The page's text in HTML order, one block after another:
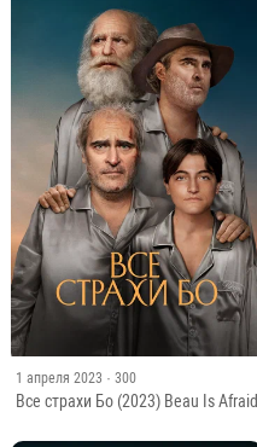
1 апреля 2023 · 300
Все страхи Бо (2023) Beau Is Afraid